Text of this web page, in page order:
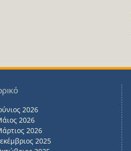
2026
2026
2026
2025